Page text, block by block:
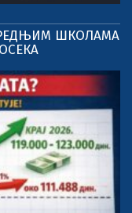
ШКОЛАМА